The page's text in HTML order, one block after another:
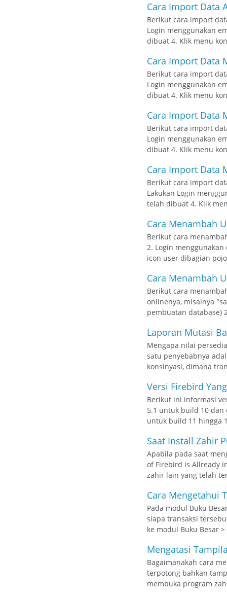
Cara Import Data
Berikut cara import
Login menggunakan
dibuat 4. Klik menu
Cara Import Data
Berikut cara import
Login menggunakan
dibuat 4. Klik menu
Cara Import Data
Berikut cara import
Login menggunakan
dibuat 4. Klik menu
Cara Import Data
Berikut cara import
Lakukan Login
telah dibuat 4. Klik
Cara Menambah
Berikut cara
2. Login
icon user dibagian
Cara Menambah
Berikut cara
onlinenya, misalnya
pembuatan database)
Laporan Mutasi
Mengapa nilai
satu penyebabnya
konsinyasi, dimana
Versi Firebird
Berikut ini informasi
5.1 untuk build 10 dan
untuk build 11 hingga
Saat Install Zahir
Apabila pada saat
of Firebird is Allready
zahir lain yang telah
Cara Mengetahui
Pada modul Buku
siapa transaksi
ke modul Buku Besar
Mengatasi
Bagaimanakah cara
terpotong bahkan
membuka program